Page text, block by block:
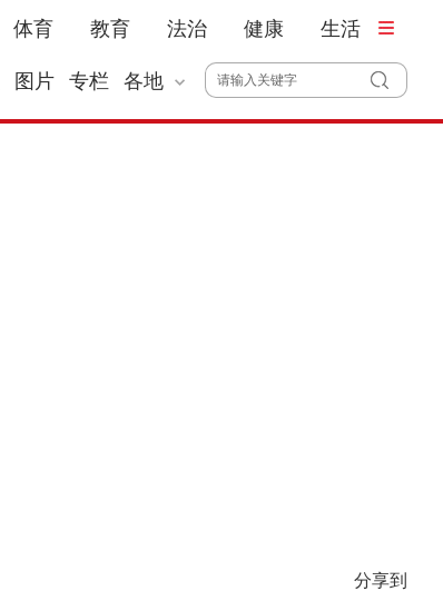
体育 教育 法治 健康 生活
图片 专栏 各地
分享到